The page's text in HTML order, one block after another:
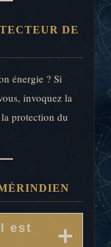
DE
énergie ? Si
invoquez la
protection du
est